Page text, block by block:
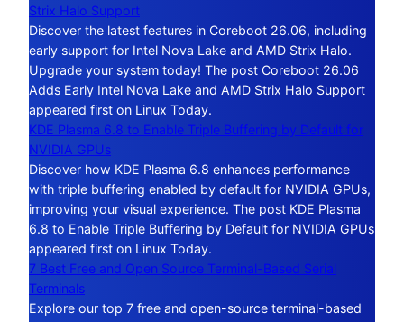
Strix Halo Support
Discover the latest features in Coreboot 26.06, including
early support for Intel Nova Lake and AMD Strix Halo.
Upgrade your system today! The post Coreboot 26.06
Adds Early Intel Nova Lake and AMD Strix Halo Support
appeared first on Linux Today.
KDE Plasma 6.8 to Enable Triple Buffering by Default for
NVIDIA GPUs
Discover how KDE Plasma 6.8 enhances performance
with triple buffering enabled by default for NVIDIA GPUs,
improving your visual experience. The post KDE Plasma
6.8 to Enable Triple Buffering by Default for NVIDIA GPUs
appeared first on Linux Today.
7 Best Free and Open Source Terminal-Based Serial
Terminals
Explore our top 7 free and open-source terminal-based